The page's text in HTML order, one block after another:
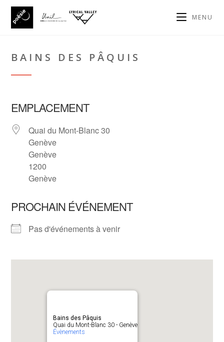
MENU
BAINS DES PÂQUIS
EMPLACEMENT
Quai du Mont-Blanc 30
Genève
Genève
1200
Genève
PROCHAIN ÉVÉNEMENT
Pas d'événements à venir
Bains des Pâquis
Quai du Mont-Blanc 30 - Genève
Évènements